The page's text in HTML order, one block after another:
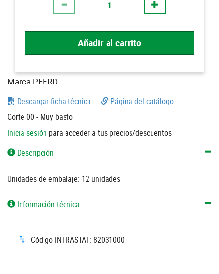
Añadir al carrito
Marca PFERD
Descargar ficha técnica
Página del catálogo
Corte 00 - Muy basto
Inicia sesión para acceder a tus precios/descuentos
Descripción
Unidades de embalaje: 12 unidades
Información técnica
Código INTRASTAT: 82031000